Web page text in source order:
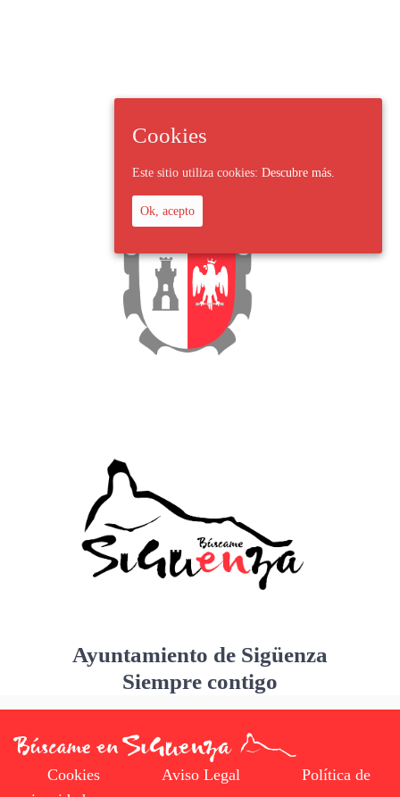
Ayuntamiento de Sigüenza
Siempre contigo
Cookies Aviso Legal
Política de
Cookies
Este sitio utiliza cookies: Descubre más.
Ok, acepto